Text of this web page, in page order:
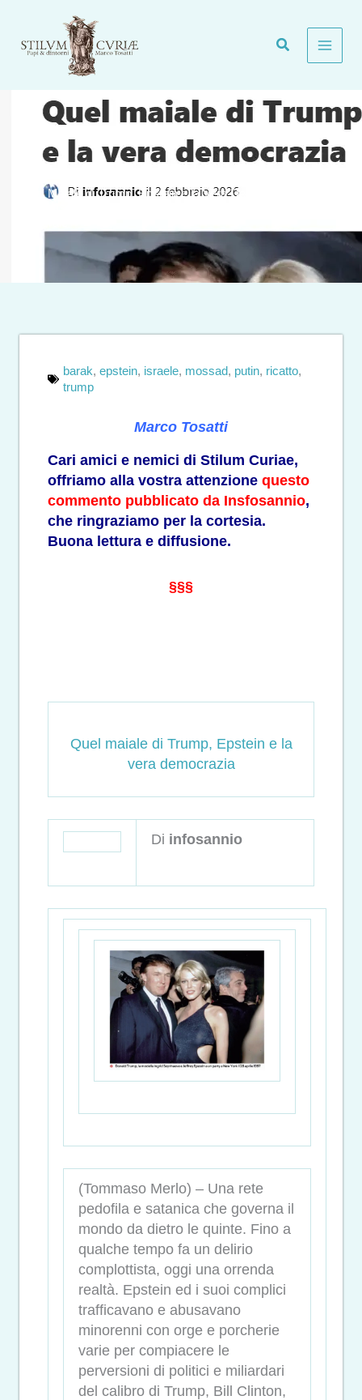
contenuto
Quel Maiale di Trump, Epstein e la Vera Democrazia.
barak, epstein, israele, mossad, putin, ricatto,
trump
Marco Tosatti
Cari amici e nemici di Stilum Curiae,
offriamo alla vostra attenzione questo
commento pubblicato da Insfosannio,
che ringraziamo per la cortesia.
Buona lettura e diffusione.
§§§
Quel maiale di Trump, Epstein e la
vera democrazia
Di infosannio
(Tommaso Merlo) – Una rete
pedofila e satanica che governa il
mondo da dietro le quinte. Fino a
qualche tempo fa un delirio
complottista, oggi una orrenda
realtà. Epstein ed i suoi complici
trafficavano e abusavano
minorenni con orge e porcherie
varie per compiacere le
perversioni di politici e miliardari
del calibro di Trump, Bill Clinton,